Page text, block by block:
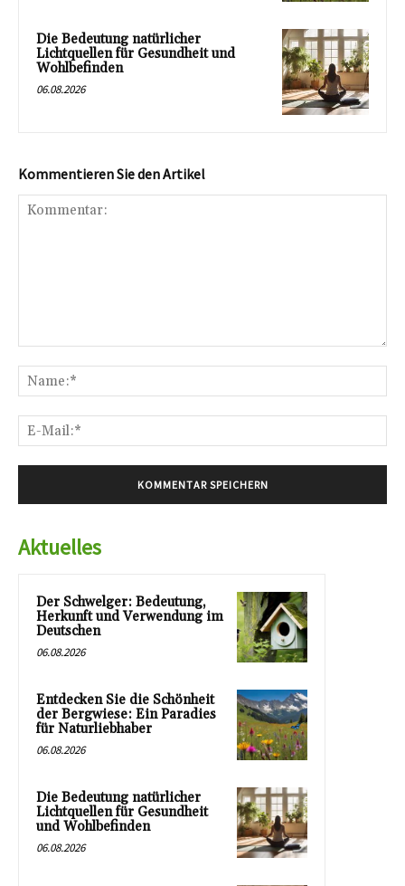
Die Bedeutung natürlicher
Lichtquellen für Gesundheit und
Wohlbefinden
06.08.2026
Kommentieren Sie den Artikel
Aktuelles
Der Schwelger: Bedeutung,
Herkunft und Verwendung im
Deutschen
06.08.2026
Entdecken Sie die Schönheit
der Bergwiese: Ein Paradies
für Naturliebhaber
06.08.2026
Die Bedeutung natürlicher
Lichtquellen für Gesundheit
und Wohlbefinden
06.08.2026